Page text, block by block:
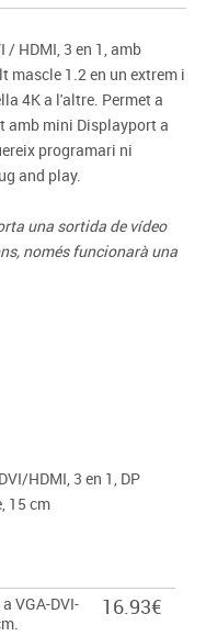
HDMI, 3 en 1, amb
1.2 en un extrem i
4K a l'altre. Permet a
amb mini Displayport a
programari ni
and play.
una sortida de vídeo
només funcionarà una
HDMI, 3 en 1, DP
15 cm
VGA-DVI-
16.93€